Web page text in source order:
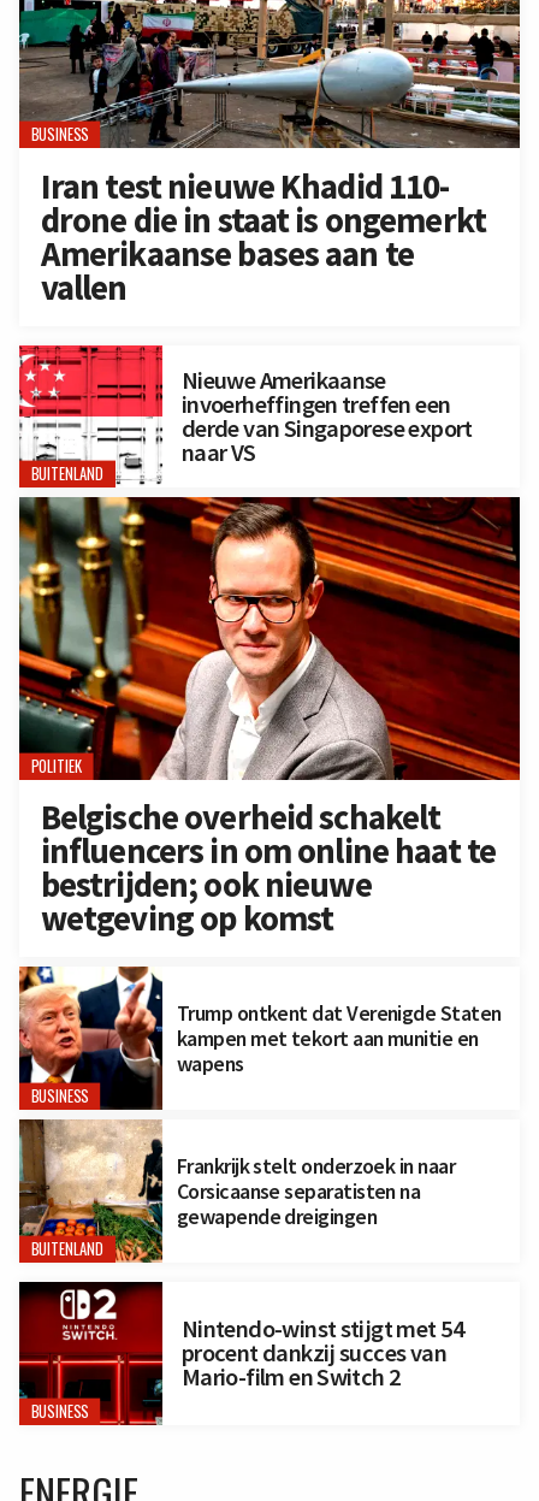
BUSINESS
Iran test nieuwe Khadid 110-
drone die in staat is ongemerkt
Amerikaanse bases aan te
vallen
BUITENLAND
Nieuwe Amerikaanse
invoerheffingen treffen een
derde van Singaporese export
naar VS
POLITIEK
Belgische overheid schakelt
influencers in om online haat te
bestrijden; ook nieuwe
wetgeving op komst
BUSINESS
Trump ontkent dat Verenigde Staten
kampen met tekort aan munitie en
wapens
BUITENLAND
Frankrijk stelt onderzoek in naar
Corsicaanse separatisten na
gewapende dreigingen
BUSINESS
Nintendo-winst stijgt met 54
procent dankzij succes van
Mario-film en Switch 2